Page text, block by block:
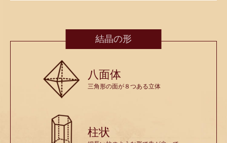
結晶の形
八面体
三角形の面が８つある立体
柱状